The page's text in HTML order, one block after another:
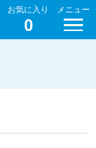
お気に入り
0
メニュー